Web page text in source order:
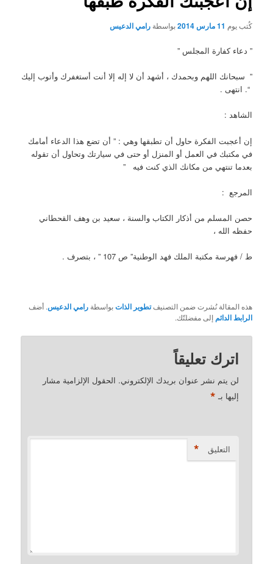
كُتب يوم 11 مارس 2014 بواسطةرامي الدعيس
” دعاء كفارة المجلس ”
” سبحانك اللهم وبحمدك ، أشهد أن لا إله إلا أنت أستغفرك وأتوب إليك
“. انتهى .
الشاهد :
إن أعجبت الفكرة حاول أن تطبقها وهي : ” أن تضع هذا الدعاء أمامك
في مكتبك في العمل أو المنزل أو حتى في سيارتك وتحاول أن تقوله
بعدما تنتهي من مكانك الذي كنت فيه ”
المرجع :
حصن المسلم من أذكار الكتاب والسنة ، سعيد بن وهف القحطاني
حفظه الله ،
ط / فهرسة مكتبة الملك فهد الوطنية” ص 107 ” ، بتصرف .
هذه المقالة نُشرت ضمن التصنيفتطوير الذاتبواسطةرامي الدعيس. أضف
الرابط الدائم إلى مفضلتّك.
اترك تعليقاً
لن يتم نشر عنوان بريدك الإلكتروني. الحقول الإلزامية مشار
إليها بـ *
التعليق *